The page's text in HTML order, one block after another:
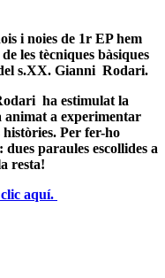
i noies de 1r EP hem
les tècniques bàsiques
s.XX. Gianni Rodari.
ha estimulat la
animat a experimentar
Per fer-ho
paraules escollides a
resta!
aquí.